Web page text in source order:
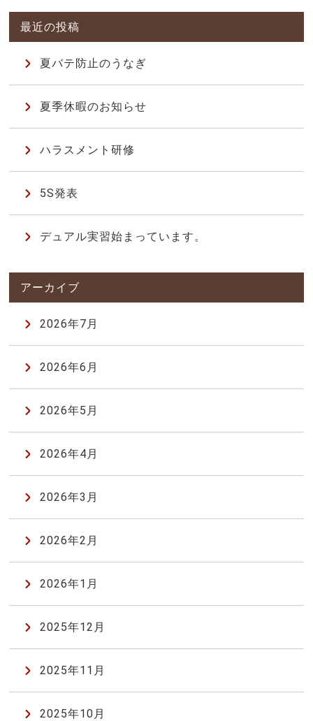
夏バテ防止のうなぎ
夏季休暇のお知らせ
ハラスメント研修
5S発表
デュアル実習始まっています。
2026年7月
2026年6月
2026年5月
2026年4月
2026年3月
2026年2月
2026年1月
2025年12月
2025年11月
2025年10月